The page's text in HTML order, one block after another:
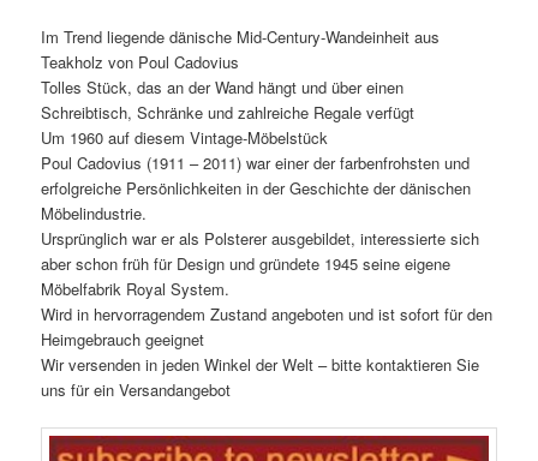
Im Trend liegende dänische Mid-Century-Wandeinheit aus
Teakholz von Poul Cadovius
Tolles Stück, das an der Wand hängt und über einen
Schreibtisch, Schränke und zahlreiche Regale verfügt
Um 1960 auf diesem Vintage-Möbelstück
Poul Cadovius (1911 – 2011) war einer der farbenfrohsten und
erfolgreiche Persönlichkeiten in der Geschichte der dänischen
Möbelindustrie.
Ursprünglich war er als Polsterer ausgebildet, interessierte sich
aber schon früh für Design und gründete 1945 seine eigene
Möbelfabrik Royal System.
Wird in hervorragendem Zustand angeboten und ist sofort für den
Heimgebrauch geeignet
Wir versenden in jeden Winkel der Welt – bitte kontaktieren Sie
uns für ein Versandangebot